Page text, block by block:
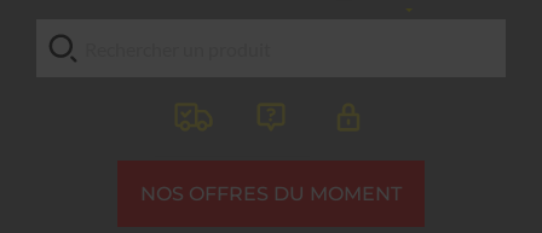
NOS OFFRES DU MOMENT